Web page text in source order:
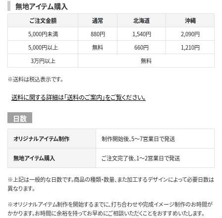
無地アイテム購入
ご注文金額 通常 北海道
沖縄
5,000円未満
880円 1,540円
2,090円
5,000円以上
無料 660円
1,210円
3万円以上
無料
※送料は税込表示です。
送料に関する詳細は「送料のご案内」をご覧ください。
日数
オリジナルアイテム制作 制作開始後、5～7営業日で発送
無地アイテム購入 ご注文完了後、1～2営業日で発送
※上記は一般的な日数です。商品の種類・数量、また加工するデザインによって必要日数は
異なります。
※オリジナルアイテム制作を開始するまでに、打ち合わせや完成イメージ制作のお時間が
かかります。お時間に余裕を持ってお早めにご相談いただくことをおすすめいたします。